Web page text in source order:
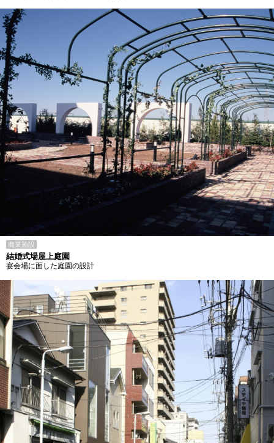
商業施設
結婚式場屋上庭園
宴会場に面した庭園の設計